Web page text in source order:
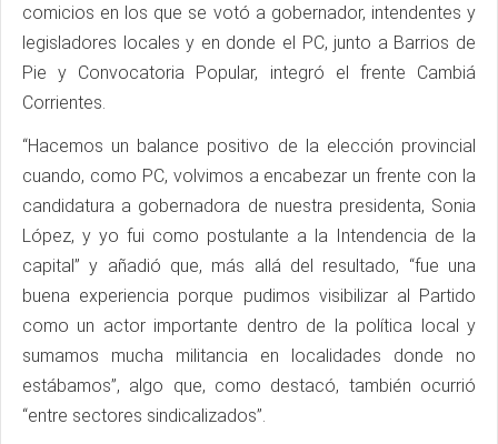
comicios en los que se votó a gobernador, intendentes y
legisladores locales y en donde el PC, junto a Barrios de
Pie y Convocatoria Popular, integró el frente Cambiá
Corrientes.
“Hacemos un balance positivo de la elección provincial
cuando, como PC, volvimos a encabezar un frente con la
candidatura a gobernadora de nuestra presidenta, Sonia
López, y yo fui como postulante a la Intendencia de la
capital” y añadió que, más allá del resultado, “fue una
buena experiencia porque pudimos visibilizar al Partido
como un actor importante dentro de la política local y
sumamos mucha militancia en localidades donde no
estábamos”, algo que, como destacó, también ocurrió
“entre sectores sindicalizados”.